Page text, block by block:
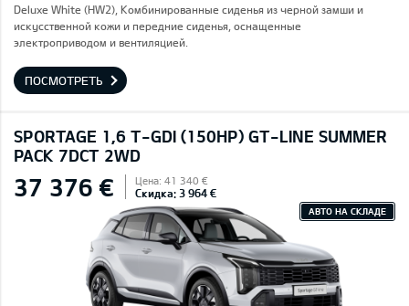
Deluxe White (HW2), Комбинированные сиденья из черной замши и
искусственной кожи и передние сиденья, оснащенные
электроприводом и вентиляцией.
ПОСМОТРЕТЬ
SPORTAGE 1,6 T-GDI (150HP) GT-LINE SUMMER
PACK 7DCT 2WD
37 376 € Цена: 41 340 €
Скидка: 3 964 €
АВТО НА СКЛАДЕ